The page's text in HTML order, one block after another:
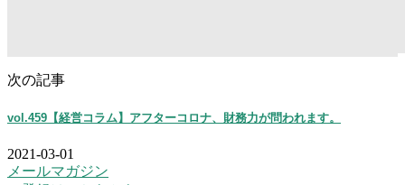
次の記事
vol.459【経営コラム】アフターコロナ、財務力が問われます。
2021-03-01
メールマガジン